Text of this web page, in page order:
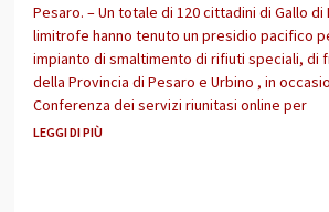
Pesaro. – Un totale di 120 cittadini di Gallo
limitrofe hanno tenuto un presidio pacifico
impianto di smaltimento di rifiuti speciali, di
della Provincia di Pesaro e Urbino , in
Conferenza dei servizi riunitasi online per
LEGGI DI PIÙ